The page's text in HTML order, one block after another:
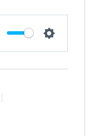
Settings